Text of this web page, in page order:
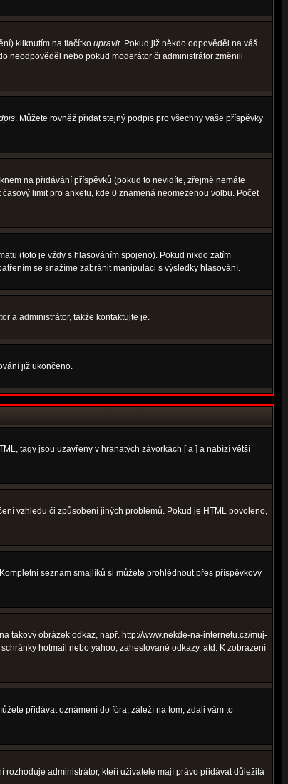
kliknutím na tlačítko upravit. Pokud již někdo odpověděl na váš
neodpověděl nebo pokud moderátor či administrátor změnili
. Můžete rovněž přidat stejný podpis pro všechny vaše příspěvky
na přidávání příspěvků (pokud to nevidíte, zřejmě nemáte
časový limit pro anketu, kde 0 znamená neomezenou volbu. Počet
(toto je vždy s hlasováním spojeno). Pokud nikdo zatím
se snažíme zabránit manipulaci s výsledky hlasování.
a administrátor, takže kontaktujte je.
již ukončeno.
tagy jsou uzavřeny v hranatých závorkách [ a ] a nabízí větší
vzhledu či způsobení jiných problémů. Pokud je HTML povoleno,
seznam smajlíků si můžete prohlédnout přes příspěvkový
takový obrázek odkaz, např. http://www.nekde-na-internetu.cz/muj-
hotmail nebo yahoo, zaheslované odkazy, atd. K zobrazení
přidávat oznámení do fóra, záleží na tom, zdali vám to
administrátor, kteří uživatelé mají právo přidávat důležitá